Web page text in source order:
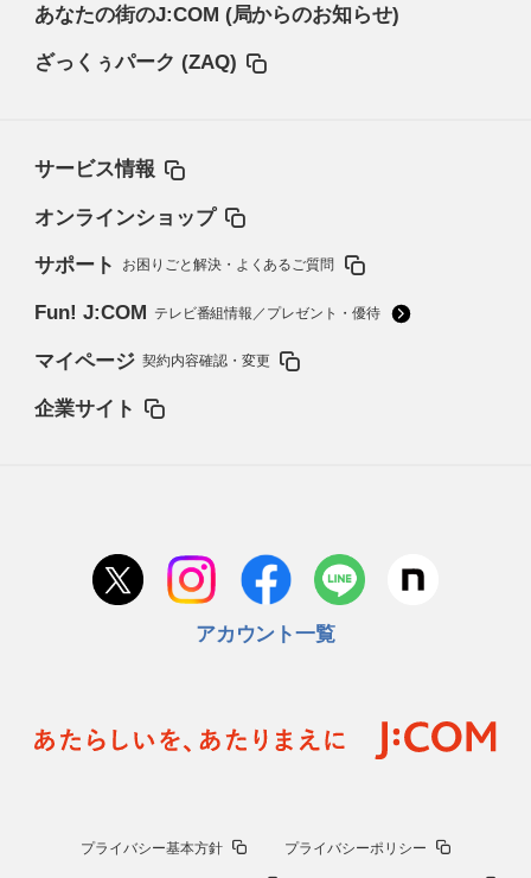
あなたの街のJ:COM (局からのお知らせ)
ざっくぅパーク (ZAQ)
サービス情報
オンラインショップ
サポート お困りごと解決・よくあるご質問
Fun! J:COM テレビ番組情報／プレゼント・優待
マイページ 契約内容確認・変更
企業サイト
アカウント一覧
プライバシー基本方針 プライバシーポリシー